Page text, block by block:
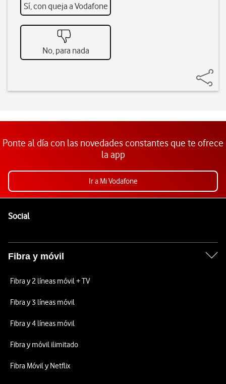
Sí, con queja a Vodafone
No, para nada
Ponte al día con las novedades constantes que te ofrece
la app
Ir a Mi Vodafone
SocialEnlaces a las redes sociales de Vodafone
Fibra y móvil
Fibra y 2 líneas móvil + TV
Fibra y 3 líneas móvil
Fibra y 4 líneas móvil
Fibra y móvil ilimitado
Fibra Móvil y Netflix